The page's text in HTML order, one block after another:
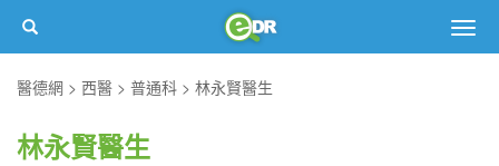
醫德網
西醫 普通科 林永賢醫生
林永賢醫生